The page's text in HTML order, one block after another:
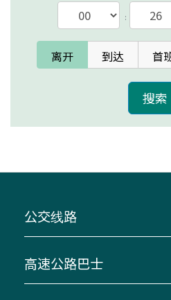
:
离开 到达 首
公交线路
、主要巴士
高速公路巴士